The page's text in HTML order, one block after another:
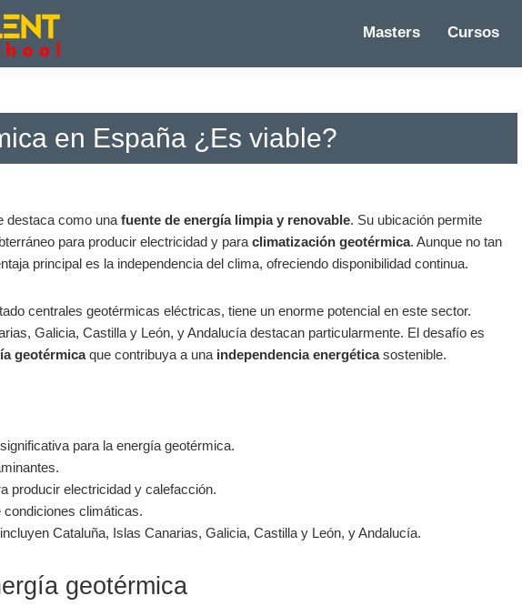
Masters Cursos
en España ¿Es viable?
destaca como una fuente de energía limpia y renovable. Su ubicación permite
para producir electricidad y para climatización geotérmica. Aunque no tan
principal es la independencia del clima, ofreciendo disponibilidad continua.
centrales geotérmicas eléctricas, tiene un enorme potencial en este sector.
Galicia, Castilla y León, y Andalucía destacan particularmente. El desafío es
geotérmicaque contribuya a una independencia energéticasostenible.
para la energía geotérmica.
producir electricidad y calefacción.
climáticas.
Cataluña, Islas Canarias, Galicia, Castilla y León, y Andalucía.
geotérmica